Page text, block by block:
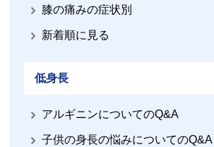
膝の痛みの症状別
新着順に見る
低身長
アルギニンについてのQ&A
子供の身長の悩みについてのQ&A